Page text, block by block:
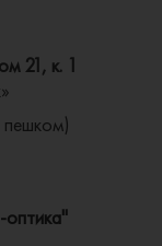
21, к. 1
пешком)